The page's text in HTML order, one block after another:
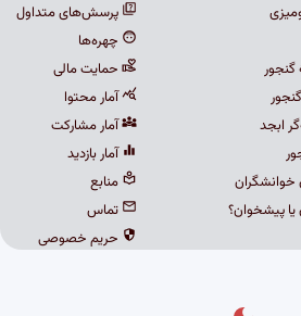
گنجور
ابجد
پیشخوان؟
پرسش‌های متداول
چهره‌ها
حمایت مالی
آمار محتوا
آمار مشارکت
آمار بازدید
منابع
تماس
حریم خصوصی